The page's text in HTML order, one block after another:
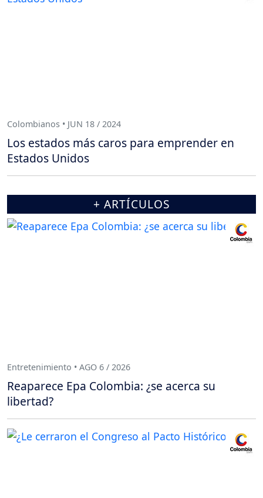
Colombianos • JUN 18 / 2024
Los estados más caros para emprender en
Estados Unidos
+ ARTÍCULOS
Entretenimiento • AGO 6 / 2026
Reaparece Epa Colombia: ¿se acerca su
libertad?